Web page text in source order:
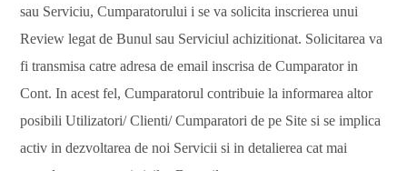
sau Serviciu, Cumparatorului i se va solicita inscrierea unui
Review legat de Bunul sau Serviciul achizitionat. Solicitarea va
fi transmisa catre adresa de email inscrisa de Cumparator in
Cont. In acest fel, Cumparatorul contribuie la informarea altor
posibili Utilizatori/ Clienti/ Cumparatori de pe Site si se implica
activ in dezvoltarea de noi Servicii si in detalierea cat mai